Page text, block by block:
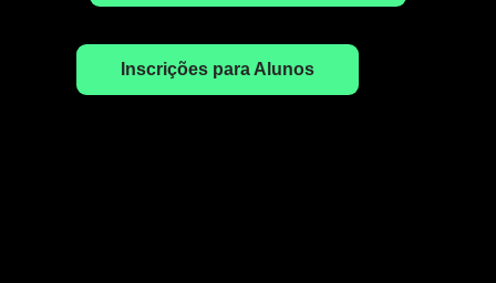
Inscrições para Alunos